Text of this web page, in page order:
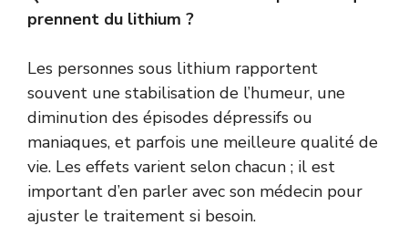
prennent du lithium ?
Les personnes sous lithium rapportent
souvent une stabilisation de l’humeur, une
diminution des épisodes dépressifs ou
maniaques, et parfois une meilleure qualité de
vie. Les effets varient selon chacun ; il est
important d’en parler avec son médecin pour
ajuster le traitement si besoin.